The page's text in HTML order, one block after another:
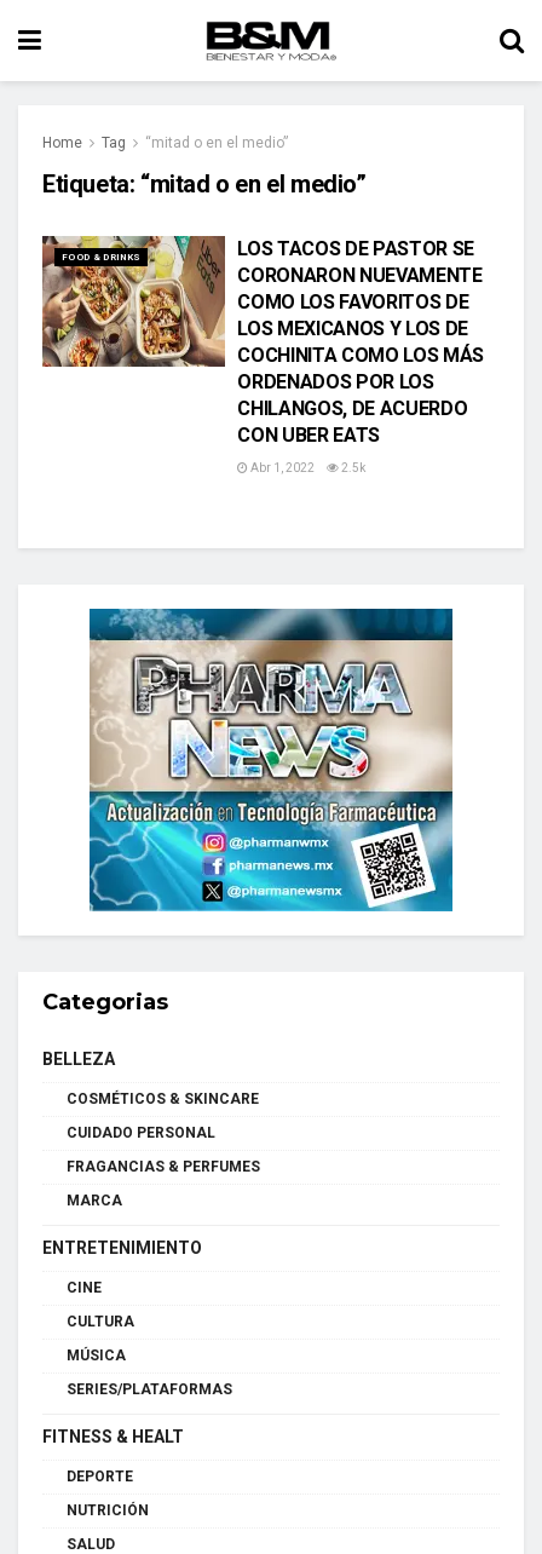
Home Tag “mitad o en el medio”
Etiqueta: “mitad o en el medio”
FOOD & DRINKS
LOS TACOS DE PASTOR SE
CORONARON NUEVAMENTE
COMO LOS FAVORITOS DE
LOS MEXICANOS Y LOS DE
COCHINITA COMO LOS MÁS
ORDENADOS POR LOS
CHILANGOS, DE ACUERDO
CON UBER EATS
Abr 1, 2022 2.5k
Categorias
BELLEZA
COSMÉTICOS & SKINCARE
CUIDADO PERSONAL
FRAGANCIAS & PERFUMES
MARCA
ENTRETENIMIENTO
CINE
CULTURA
MÚSICA
SERIES/PLATAFORMAS
FITNESS & HEALT
DEPORTE
NUTRICIÓN
SALUD